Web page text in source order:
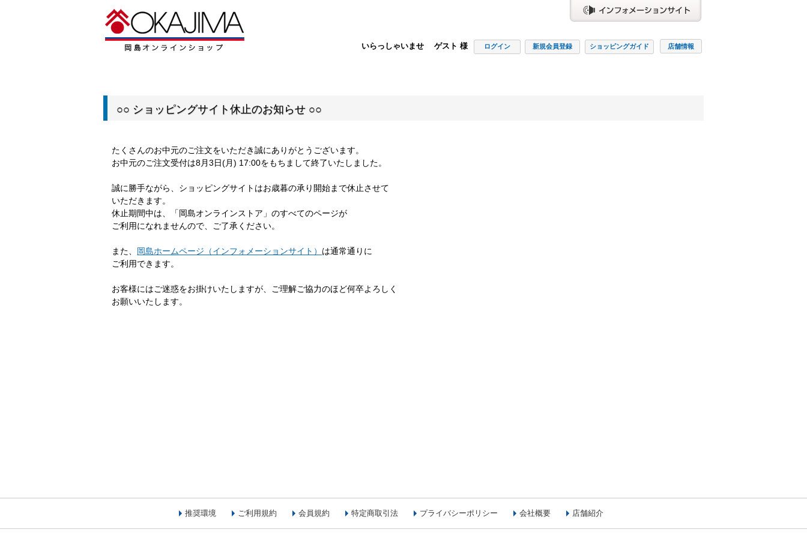
いらっしゃいませ ゲスト 様 ログイン 新規会員登録 ショッピングガイド 店舗情報
○○ ショッピングサイト休止のお知らせ ○○
たくさんのお中元のご注文をいただき誠にありがとうございます。
お中元のご注文受付は8月3日(月) 17:00をもちまして終了いたしました。
誠に勝手ながら、ショッピングサイトはお歳暮の承り開始まで休止させて
いただきます。
休止期間中は、「岡島オンラインストア」のすべてのページが
ご利用になれませんので、ご了承ください。
また、 岡島ホームページ（インフォメーションサイト） は通常通りに
ご利用できます。
お客様にはご迷惑をお掛けいたしますが、ご理解ご協力のほど何卒よろしく
お願いいたします。
推奨環境 ご利用規約 会員規約 特定商取引法 プライバシーポリシー 会社概要 店舗紹介